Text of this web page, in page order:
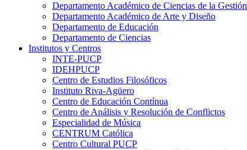
Departamento Académico de Ciencias de la Gestión
Departamento Académico de Arte y Diseño
Departamento de Educación
Departamento de Ciencias
Institutos y Centros
INTE-PUCP
IDEHPUCP
Centro de Estudios Filosóficos
Instituto Riva-Agüero
Centro de Educación Contínua
Centro de Análisis y Resolución de Conflictos
Especialidad de Música
CENTRUM Católica
Centro Cultural PUCP